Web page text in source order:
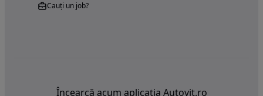
Cauți un job?
Încearcă acum aplicația Autovit.ro